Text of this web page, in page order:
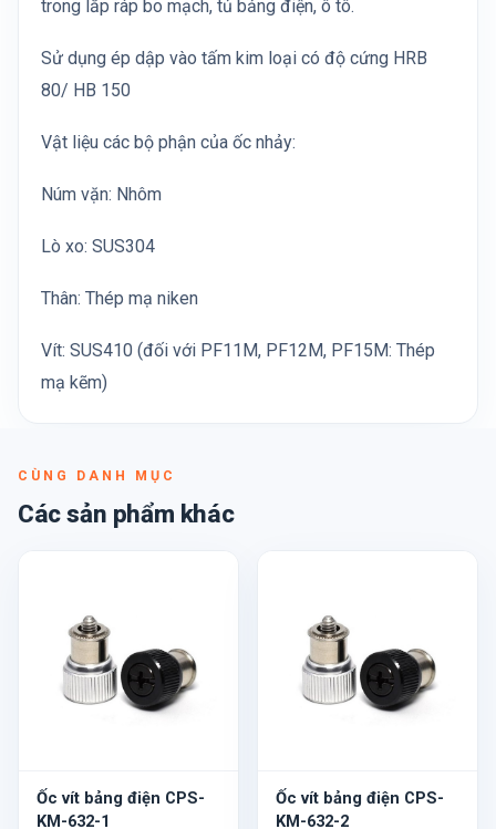
trong lắp ráp bo mạch, tủ bảng điện, ô tô.
Sử dụng ép dập vào tấm kim loại có độ cứng HRB
80/ HB 150
Vật liệu các bộ phận của ốc nhảy:
Núm vặn: Nhôm
Lò xo: SUS304
Thân: Thép mạ niken
Vít: SUS410 (đối với PF11M, PF12M, PF15M: Thép
mạ kẽm)
CÙNG DANH MỤC
Các sản phẩm khác
Ốc vít bảng điện CPS-
KM-632-1
Ốc vít bảng điện CPS-
KM-632-2